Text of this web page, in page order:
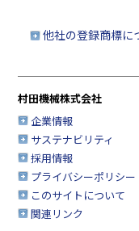
他社の登録商標に
村田機械株式会社
企業情報
サステナビリティ
採用情報
プライバシーポリシー
このサイトについて
関連リンク